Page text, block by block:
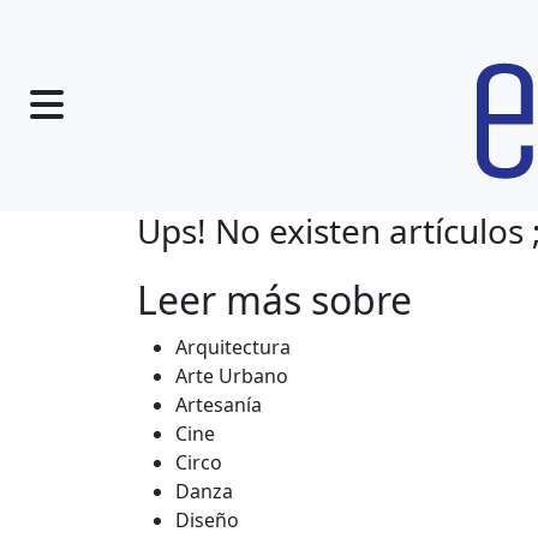
Ups! No existen artículos
Leer más sobre
Arquitectura
Arte Urbano
Artesanía
Cine
Circo
Danza
Diseño